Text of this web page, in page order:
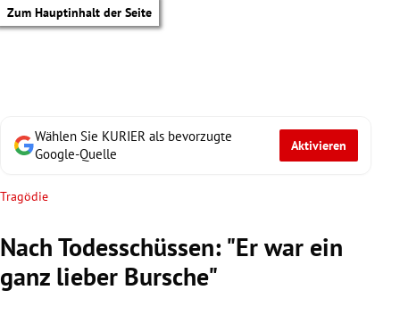
Zum Hauptinhalt der Seite
Wählen Sie KURIER als bevorzugte
Google-Quelle
Aktivieren
Tragödie
Nach Todesschüssen: "Er war ein
ganz lieber Bursche"